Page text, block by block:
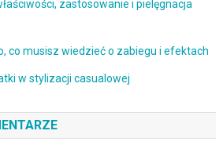
zastosowanie i pielęgnacja
co musisz wiedzieć o zabiegu i efektach
w stylizacji casualowej